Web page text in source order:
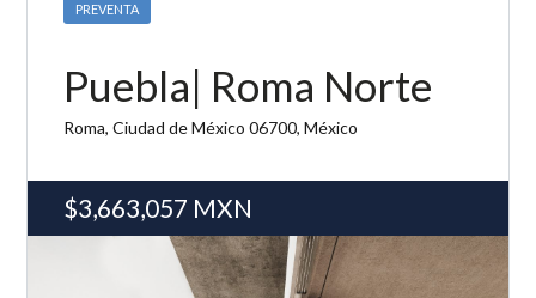
PREVENTA
Puebla| Roma Norte
Roma, Ciudad de México 06700, México
$3,663,057 MXN